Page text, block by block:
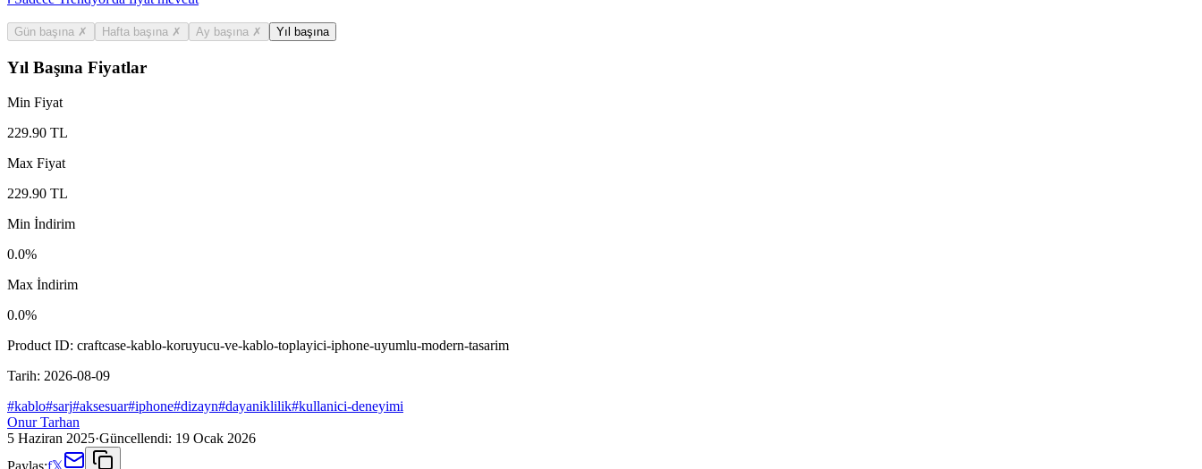
Gün başına ✗ Hafta başına ✗ Ay başına ✗ Yıl başına
Yıl Başına Fiyatlar
Min Fiyat
229.90 TL
Max Fiyat
229.90 TL
Min İndirim
0.0%
Max İndirim
0.0%
Product ID: craftcase-kablo-koruyucu-ve-kablo-toplayici-iphone-uyumlu-modern-tasarim
Tarih: 2026-08-09
#kablo#sarj#aksesuar#iphone#dizayn#dayaniklilik#kullanici-deneyimi
Onur Tarhan
5 Haziran 2025·Güncellendi: 19 Ocak 2026
Paylaş:f𝕏